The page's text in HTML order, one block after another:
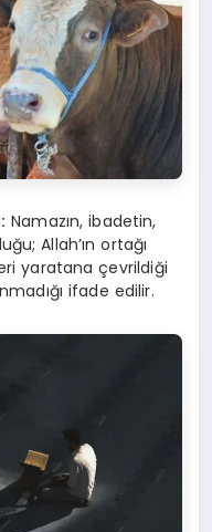
Namazın, ibadetin,
Allah’ın ortağı
yaratana çevrildiği
ifade edilir.